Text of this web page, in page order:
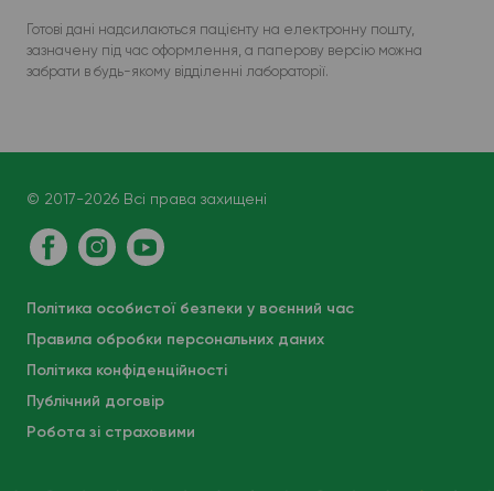
Готові дані надсилаються пацієнту на електронну пошту,
зазначену під час оформлення, а паперову версію можна
забрати в будь-якому відділенні лабораторії.
© 2017-2026 Всі права захищені
Політика особистої безпеки у воєнний час
Правила обробки персональних даних
Політика конфіденційності
Публічний договір
Робота зі страховими